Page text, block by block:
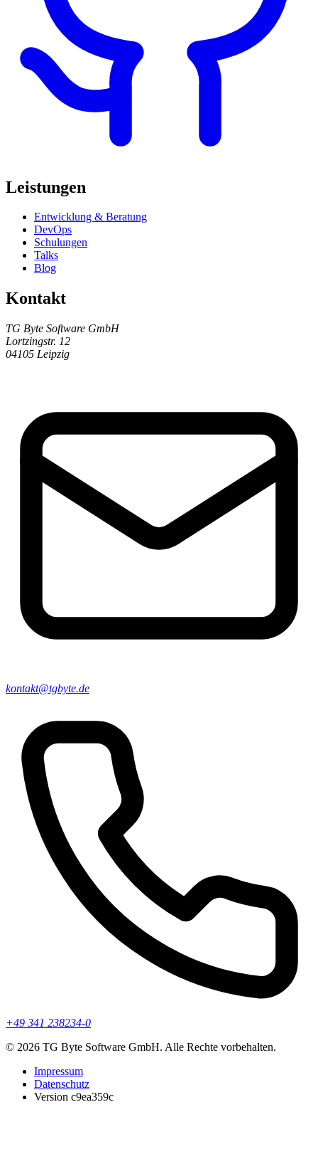
Leistungen
Entwicklung & Beratung
DevOps
Schulungen
Talks
Blog
Kontakt
TG Byte Software GmbH
Lortzingstr. 12
04105 Leipzig
kontakt@tgbyte.de
+49 341 238234-0
© 2026 TG Byte Software GmbH. Alle Rechte vorbehalten.
Impressum
Datenschutz
Version c9ea359c